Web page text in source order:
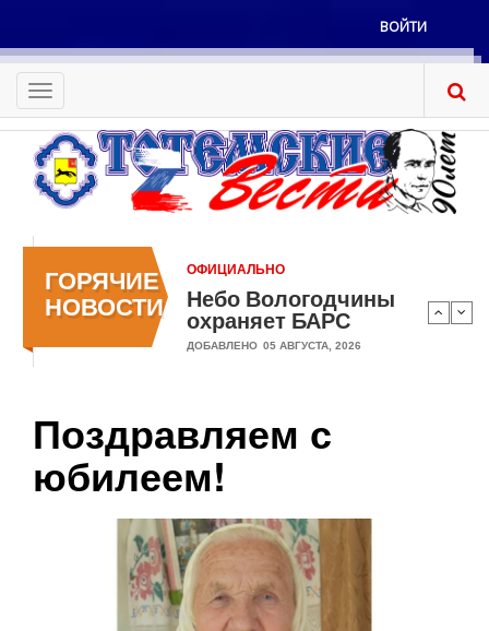
основному
содержанию
Меню
учётной
записи
пользователя
ВОЙТИ
Toggle
navigation
ГОРЯЧИЕ
НОВОСТИ
ОФИЦИАЛЬНО
Небо Вологодчины
охраняет БАРС
ДОБАВЛЕНО 05 АВГУСТА, 2026
Поздравляем с
юбилеем!